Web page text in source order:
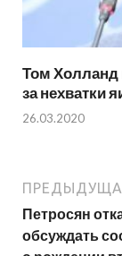
Том Холланд
за нехватки
26.03.2020
Петросян
обсуждать